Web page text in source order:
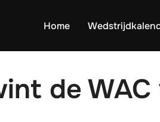
Home
de